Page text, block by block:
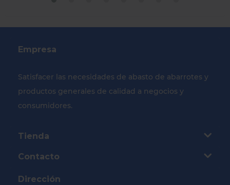
Empresa
Satisfacer las necesidades de abasto de abarrotes y
productos generales de calidad a negocios y
consumidores.
Tienda
Contacto
Dirección